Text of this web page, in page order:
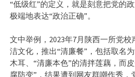
“低级红”的定义，就是刻意把党的
极端地表达“政治正确”。
文中举例，2023年7月陕西一所党
洁文化，推出“清廉餐”，包括取名
木耳、“清廉本色”的清拌莲藕，而
腐防变”，结果遭到网友群嘲作秀